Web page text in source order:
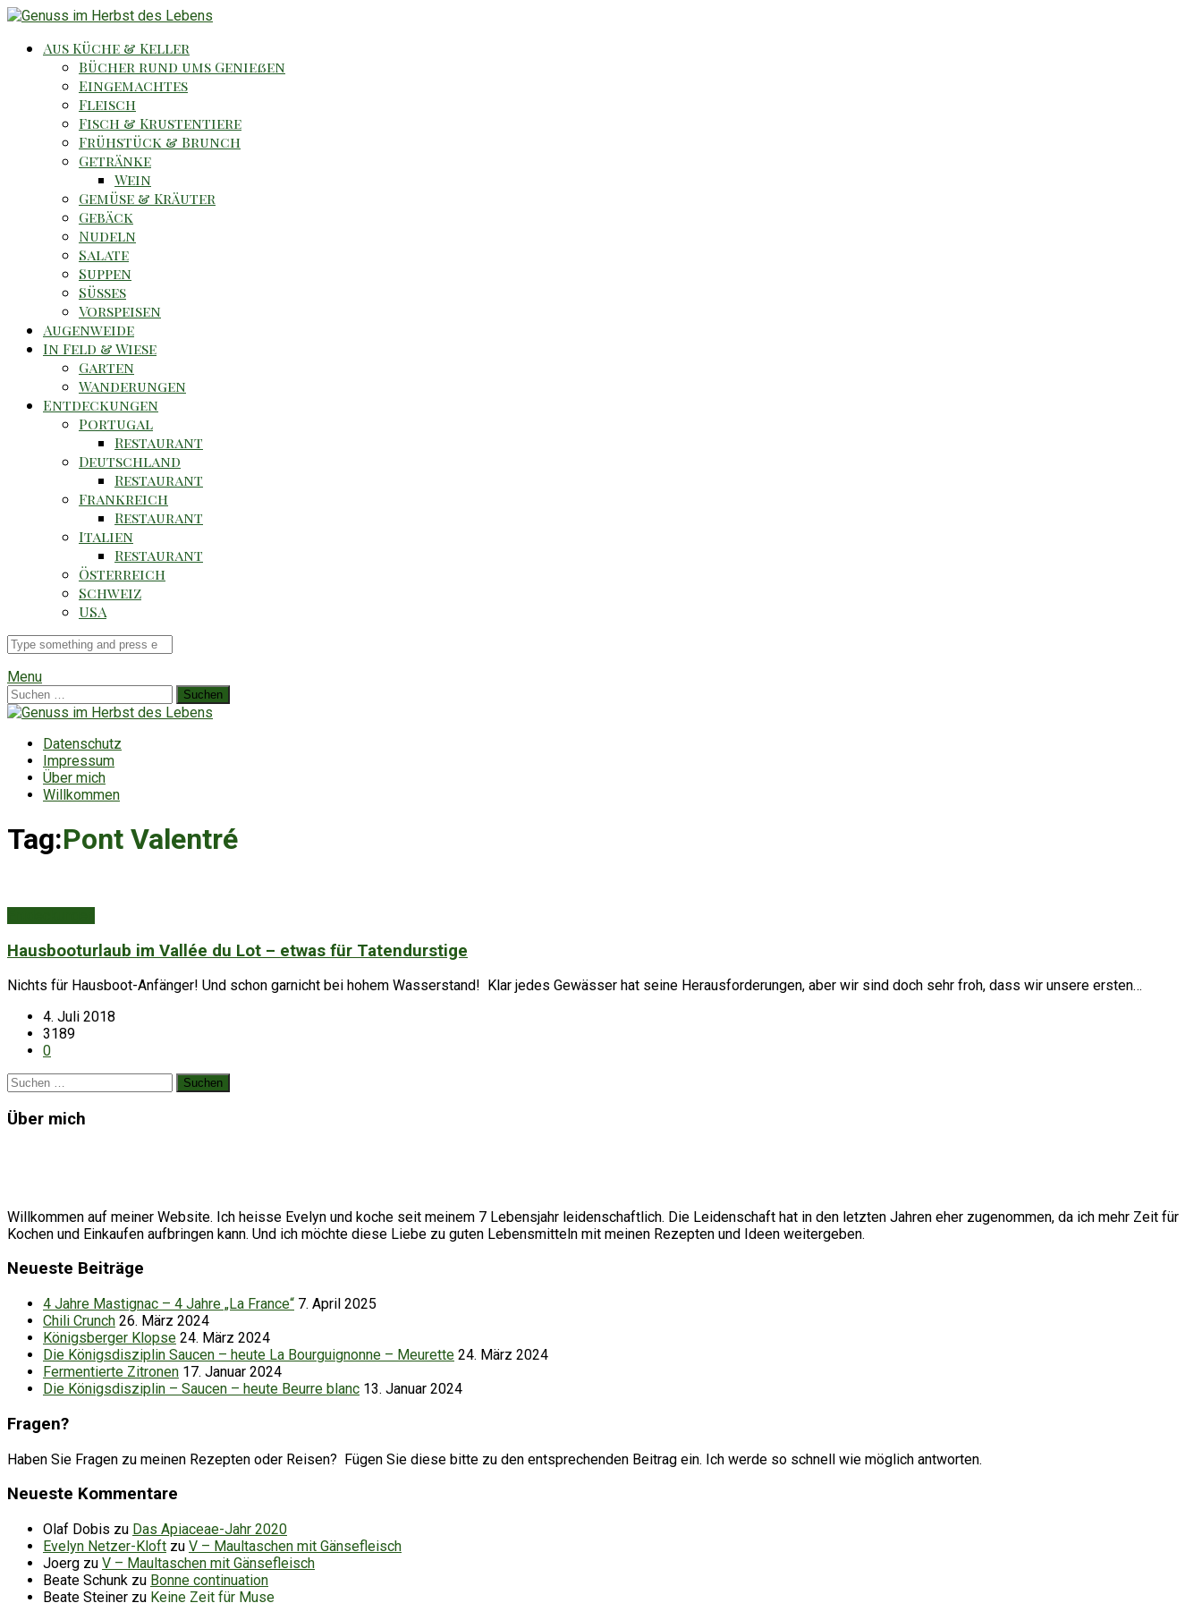
Aus Küche & Keller
Bücher rund ums Genießen
Eingemachtes
Fleisch
Fisch & Krustentiere
Frühstück & Brunch
Getränke
Wein
Gemüse & Kräuter
Gebäck
Nudeln
Salate
Suppen
Süsses
Vorspeisen
Augenweide
In Feld & Wiese
Garten
Wanderungen
Entdeckungen
Portugal
Restaurant
Deutschland
Restaurant
Frankreich
Restaurant
Italien
Restaurant
Österreich
Schweiz
USA
Suche
für
Menu
Suchen
nach:
Datenschutz
Impressum
Über mich
Willkommen
Tag:Pont Valentré
Hausbooturlaub im Vallée du Lot – etwas für Tatendurstige
Nichts für Hausboot-Anfänger! Und schon garnicht bei hohem Wasserstand! Klar jedes Gewässer hat seine Herausforderungen, aber wir sind doch sehr froh, dass wir unsere ersten…
4. Juli 2018
3189
0
Suchen
Über mich
Willkommen auf meiner Website. Ich heisse Evelyn und koche seit meinem 7 Lebensjahr leidenschaftlich. Die Leidenschaft hat in den letzten Jahren eher zugenommen, da ich mehr Zeit für
Kochen und Einkaufen aufbringen kann. Und ich möchte diese Liebe zu guten Lebensmitteln mit meinen Rezepten und Ideen weitergeben.
Neueste Beiträge
4 Jahre Mastignac – 4 Jahre „La France“ 7. April 2025
Chili Crunch 26. März 2024
Königsberger Klopse 24. März 2024
Die Königsdisziplin Saucen – heute La Bourguignonne – Meurette 24. März 2024
Fermentierte Zitronen 17. Januar 2024
Die Königsdisziplin – Saucen – heute Beurre blanc 13. Januar 2024
Fragen?
Haben Sie Fragen zu meinen Rezepten oder Reisen? Fügen Sie diese bitte zu den entsprechenden Beitrag ein. Ich werde so schnell wie möglich antworten.
Neueste Kommentare
Olaf Dobis zu Das Apiaceae-Jahr 2020
Evelyn Netzer-Kloft zu V – Maultaschen mit Gänsefleisch
Joerg zu V – Maultaschen mit Gänsefleisch
Beate Schunk zu Bonne continuation
Beate Steiner zu Keine Zeit für Muse